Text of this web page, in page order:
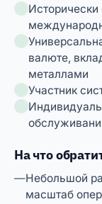
валюте,
металлами
Участник
На что
Небольшой
масштаб